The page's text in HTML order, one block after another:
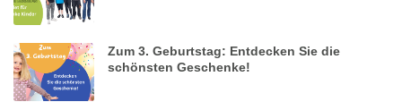
Zum 3. Geburtstag: Entdecken Sie die
schönsten Geschenke!